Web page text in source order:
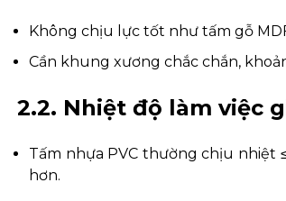
Không chịu lực tốt như tấm gỗ
Cần khung xương chắc chắn,
2.2. Nhiệt độ làm việc
Tấm nhựa PVC thường chịu nhiệt
hơn.